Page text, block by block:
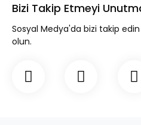
Bizi Takip Etmeyi
Sosyal Medya'da bizi takip
olun.